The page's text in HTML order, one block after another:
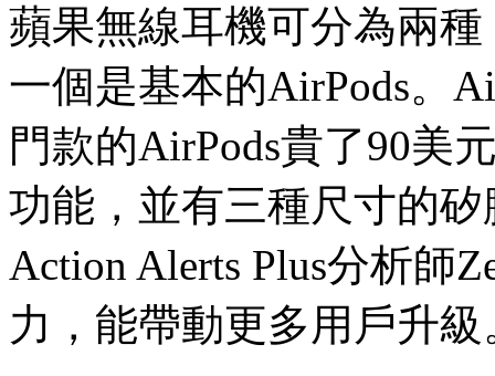
蘋果無線耳機可分為兩
一個是基本的AirPods。
門款的AirPods貴了90美
功能，並有三種尺寸的
Action Alerts Plus分析師
力，能帶動更多用戶升級